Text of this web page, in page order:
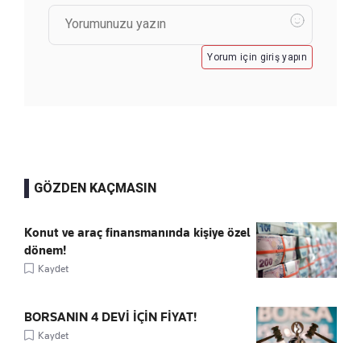
Yorum için giriş yapın
GÖZDEN KAÇMASIN
Konut ve araç finansmanında kişiye özel
dönem!
Kaydet
BORSANIN 4 DEVİ İÇİN FİYAT!
Kaydet